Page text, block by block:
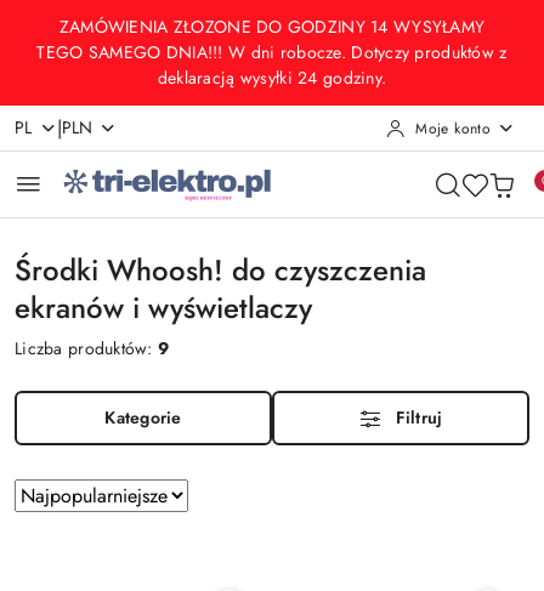
Przejdź do treści głównej
Przejdź do wyszukiwarki
Przejdź do moje konto
Przejdź do menu głównego
Przejdź do stopki
ZAMÓWIENIA ZŁOZONE DO GODZINY 14 WYSYŁAMY
TEGO SAMEGO DNIA!!! W dni robocze. Dotyczy produktów z
deklaracją wysyłki 24 godziny.
PL |PLN Moje konto
Środki Whoosh! do czyszczenia
ekranów i wyświetlaczy
Liczba produktów:9
Kategorie Filtruj
Zastosowano
sortowanie:
Sortuj
według